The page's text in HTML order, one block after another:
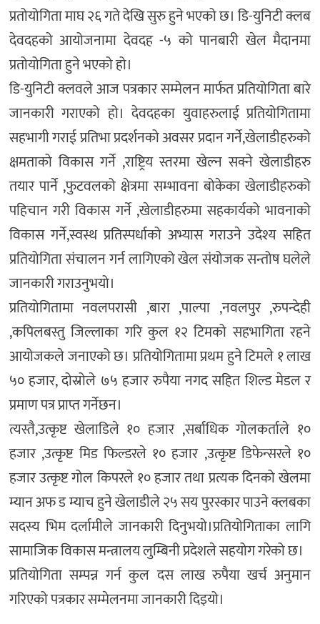
प्रतोयोगिता माघ २६ गते देखि सुरु हुने भएको छ। डि-युनिटी क्लब
देवदहको आयोजनामा देवदह -५ को पानबारी खेल मैदानमा
प्रतोयोगिता हुने भएको हो।
डि-युनिटी क्लवले आज पत्रकार सम्मेलन मार्फत प्रतियोगिता बारे
जानकारी गराएको हो। देवदहका युवाहरुलाई प्रतियोगितामा
सहभागी गराई प्रतिभा प्रदर्शनको अवसर प्रदान गर्ने,खेलाडीहरुको
क्षमताको विकास गर्ने ,राष्ट्रिय स्तरमा खेल्न सक्ने खेलाडीहरु
तयार पार्ने ,फुटवलको क्षेत्रमा सम्भावना बोकेका खेलाडीहरुको
पहिचान गरी विकास गर्ने ,खेलाडीहरुमा सहकार्यको भावनाको
विकास गर्ने,स्वस्थ प्रतिस्पर्धाको अभ्यास गराउने उदेश्य सहित
प्रतियोगिता संचालन गर्न लागिएको खेल संयोजक सन्तोष घलेले
जानकारी गराउनुभयो।
प्रतियोगितामा नवलपरासी ,बारा ,पाल्पा ,नवलपुर ,रुपन्देही
,कपिलबस्तु जिल्लाका गरि कुल १२ टिमको सहभागिता रहने
आयोजकले जनाएको छ। प्रतियोगितामा प्रथम हुने टिमले १ लाख
५० हजार, दोस्रोले ७५ हजार रुपैया नगद सहित शिल्ड मेडल र
प्रमाण पत्र प्राप्त गर्नेछन।
त्यस्तै,उत्कृष्ट खेलाडिले १० हजार ,सर्बाधिक गोलकर्ताले १०
हजार ,उत्कृष्ट मिड फिल्डरले १० हजार ,उत्कृष्ट डिफेन्सरले १०
हजार उत्कृष्ट गोल किपरले १० हजार तथा प्रत्यक दिनको खेलमा
म्यान अफ ड म्याच हुने खेलाडीले २५ सय पुरस्कार पाउने क्लबका
सदस्य भिम दर्लामीले जानकारी दिनुभयो।प्रतियोगिताका लागि
सामाजिक विकास मन्त्रालय लुम्बिनी प्रदेशले सहयोग गरेको छ।
प्रतियोगिता सम्पन्न गर्न कुल दस लाख रुपैया खर्च अनुमान
गरिएको पत्रकार सम्मेलनमा जानकारी दिइयो।